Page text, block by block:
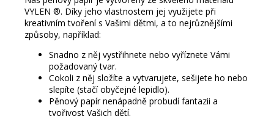
VYLEN ®. Díky jeho vlastnostem jej využijete při
kreativním tvoření s Vašimi dětmi, a to nejrůznějšími
způsoby, například:
Snadno z něj vystřihnete nebo vyříznete Vámi
požadovaný tvar.
Cokoli z něj složíte a vytvarujete, sešijete ho nebo
slepíte (stačí obyčejné lepidlo).
Pěnový papír nenápadně probudí fantazii a
tvořivost Vašich dětí.